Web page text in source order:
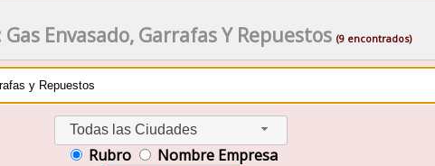
Gas Envasado, Garrafas Y Repuestos(9 encontrados)
Todas las Ciudades
Rubro Nombre Empresa